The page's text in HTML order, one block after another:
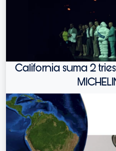
California suma 2